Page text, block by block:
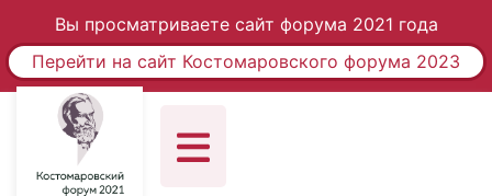
Вы просматриваете сайт форума 2021 года
Перейти на сайт Костомаровского форума 2023